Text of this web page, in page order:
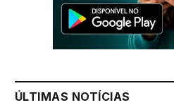
ÚLTIMAS NOTÍCIAS